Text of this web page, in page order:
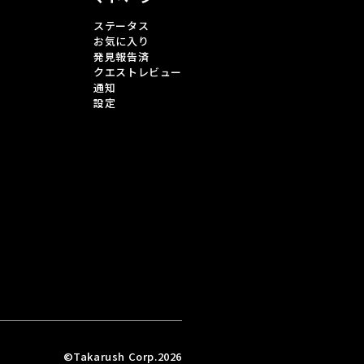
ステータス
お気に入り
発見報告済
クエストレビュー
通知
設定
©Takarush Corp.2026